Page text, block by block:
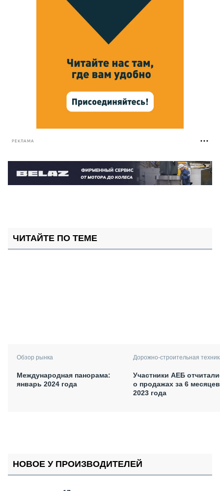
РЕКЛАМА
ЧИТАЙТЕ ПО ТЕМЕ
Обзор рынка
Международная панорама:
январь 2024 года
Дорожно-строительная
Участники АЕБ
о продажах за 6 месяцев
2023 года
НОВОЕ У ПРОИЗВОДИТЕЛЕЙ